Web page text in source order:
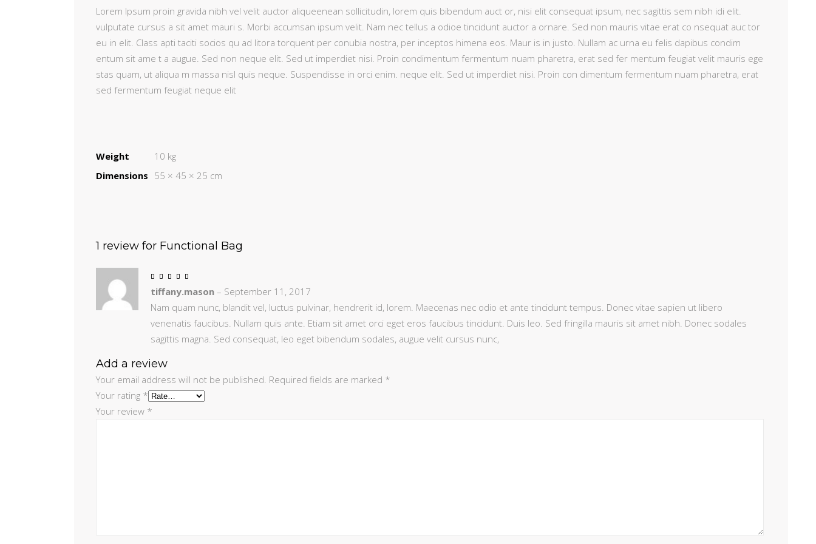
Lorem Ipsum proin gravida nibh vel velit auctor aliqueenean sollicitudin, lorem quis bibendum auct or, nisi elit consequat ipsum, nec sagittis sem nibh idi elit.
vulputate cursus a sit amet mauri s. Morbi accumsan ipsum velit. Nam nec tellus a odioe tincidunt auctor a ornare. Sed non mauris vitae erat co nsequat auc tor
eu in elit. Class apti taciti socios qu ad litora torquent per conubia nostra, per inceptos himena eos. Maur is in justo. Nullam ac urna eu felis dapibus condim
entum sit ame t a augue. Sed non neque elit. Sed ut imperdiet nisi. Proin condimentum fermentum nuam pharetra, erat sed fer mentum feugiat velit mauris ege
stas quam, ut aliqua m massa nisl quis neque. Suspendisse in orci enim. neque elit. Sed ut imperdiet nisi. Proin con dimentum fermentum nuam pharetra, erat
sed fermentum feugiat neque elit
Weight
10 kg
Dimensions 55 × 45 × 25 cm
1 review for Functional Bag
of 5
tiffany.mason – September 11, 2017
Nam quam nunc, blandit vel, luctus pulvinar, hendrerit id, lorem. Maecenas nec odio et ante tincidunt tempus. Donec vitae sapien ut libero
venenatis faucibus. Nullam quis ante. Etiam sit amet orci eget eros faucibus tincidunt. Duis leo. Sed fringilla mauris sit amet nibh. Donec sodales
sagittis magna. Sed consequat, leo eget bibendum sodales, augue velit cursus nunc,
Add a review
Your email address will not be published. Required fields are marked *
Your rating *
Your review *